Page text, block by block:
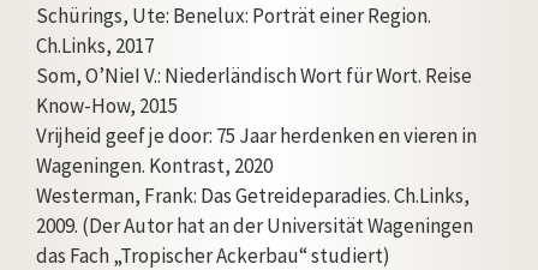
Schürings, Ute: Benelux: Porträt einer Region.
Ch.Links, 2017
Som, O’NieI V.: Niederländisch Wort für Wort. Reise
Know-How, 2015
Vrijheid geef je door: 75 Jaar herdenken en vieren in
Wageningen. Kontrast, 2020
Westerman, Frank: Das Getreideparadies. Ch.Links,
2009. (Der Autor hat an der Universität Wageningen
das Fach „Tropischer Ackerbau“ studiert)